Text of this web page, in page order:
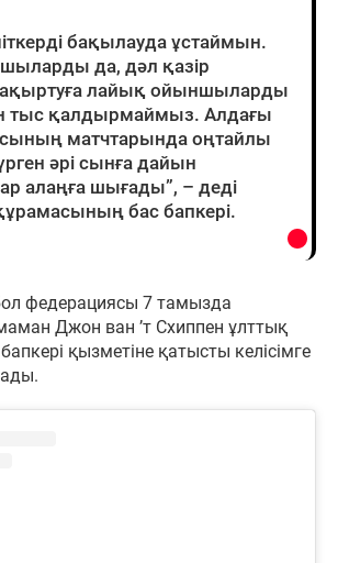
бақылауда ұстаймын.
да, дәл қазір
лайық ойыншыларды
тыс қалдырмаймыз. Алдағы
матчтарында оңтайлы
әрі сынға дайын
алаңға шығады”, – деді
бас бапкері.
федерациясы 7 тамызда
Джон ван ’т Схиппен ұлттық
қызметіне қатысты келісімге